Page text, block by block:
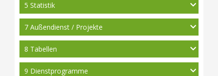
5 Statistik
7 Außendienst / Projekte
8 Tabellen
9 Dienstprogramme